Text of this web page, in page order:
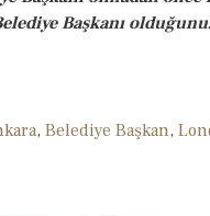
Başkanı
, Belediye Başkan,